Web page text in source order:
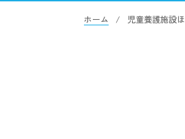
ホーム 児童養護施設